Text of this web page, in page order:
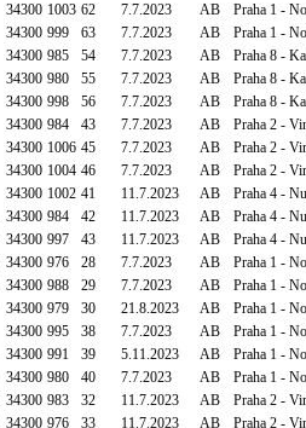
34300 1003 62 7.7.2023 AB Praha 1 -
34300 999 63 7.7.2023 AB Praha 1 -
34300 985 54 7.7.2023 AB Praha 8 -
34300 980 55 7.7.2023 AB Praha 8 -
34300 998 56 7.7.2023 AB Praha 8 -
34300 984 43 7.7.2023 AB Praha 2 -
34300 1006 45 7.7.2023 AB Praha 2 -
34300 1004 46 7.7.2023 AB Praha 2 -
34300 1002 41 11.7.2023 AB Praha 4 -
34300 984 42 11.7.2023 AB Praha 4 -
34300 997 43 11.7.2023 AB Praha 4 -
34300 976 28 7.7.2023 AB Praha 1 -
34300 988 29 7.7.2023 AB Praha 1 -
34300 979 30 21.8.2023 AB Praha 1 -
34300 995 38 7.7.2023 AB Praha 1 -
34300 991 39 5.11.2023 AB Praha 1 -
34300 980 40 7.7.2023 AB Praha 1 -
34300 983 32 11.7.2023 AB Praha 2 -
34300 976 33 11.7.2023 AB Praha 2 -